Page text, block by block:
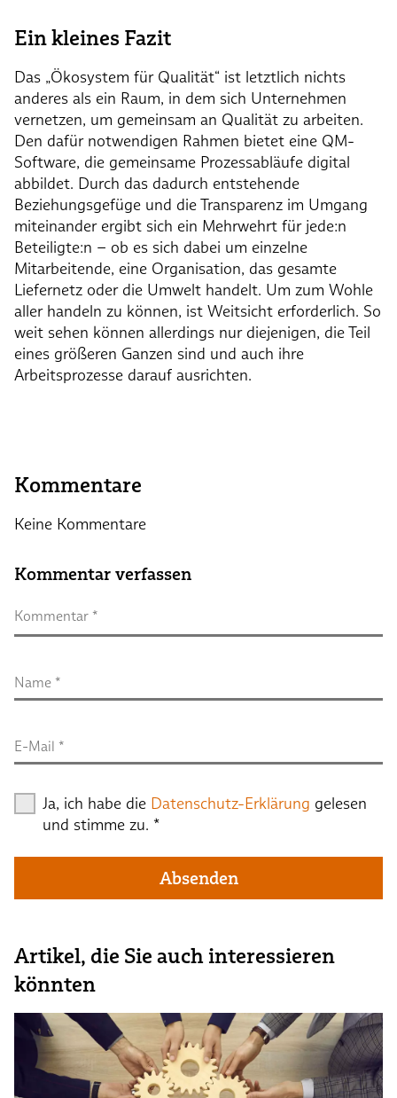
Ein kleines Fazit
Das „Ökosystem für Qualität“ ist letztlich nichts
anderes als ein Raum, in dem sich Unternehmen
vernetzen, um gemeinsam an Qualität zu arbeiten.
Den dafür notwendigen Rahmen bietet eine QM-
Software, die gemeinsame Prozessabläufe digital
abbildet. Durch das dadurch entstehende
Beziehungsgefüge und die Transparenz im Umgang
miteinander ergibt sich ein Mehrwehrt für jede:n
Beteiligte:n – ob es sich dabei um einzelne
Mitarbeitende, eine Organisation, das gesamte
Liefernetz oder die Umwelt handelt. Um zum Wohle
aller handeln zu können, ist Weitsicht erforderlich. So
weit sehen können allerdings nur diejenigen, die Teil
eines größeren Ganzen sind und auch ihre
Arbeitsprozesse darauf ausrichten.
Kommentare
Keine Kommentare
Kommentar verfassen
Name *
Kommentar *
E-Mail *
Ja, ich habe die Datenschutz-Erklärung gelesen
und stimme zu. *
Absenden
Artikel, die Sie auch interessieren
könnten